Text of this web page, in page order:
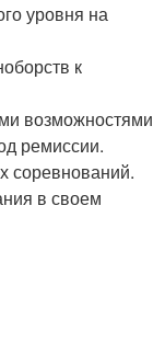
уровня на
к
возможностями
ремиссии.
соревнований.
в своем